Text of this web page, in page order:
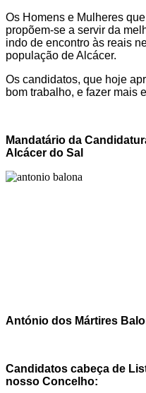
Os Homens e Mulheres
propõem-se a servir da
indo de encontro às reais
população de Alcácer.
Os candidatos, que hoje
bom trabalho, e fazer mais
Mandatário da
Alcácer do Sal
António dos Mártires
Candidatos cabeça de
nosso Concelho: